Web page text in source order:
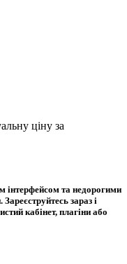
ціну за
інтерфейсом та недорогими
зараз і
кабінет, плагіни або